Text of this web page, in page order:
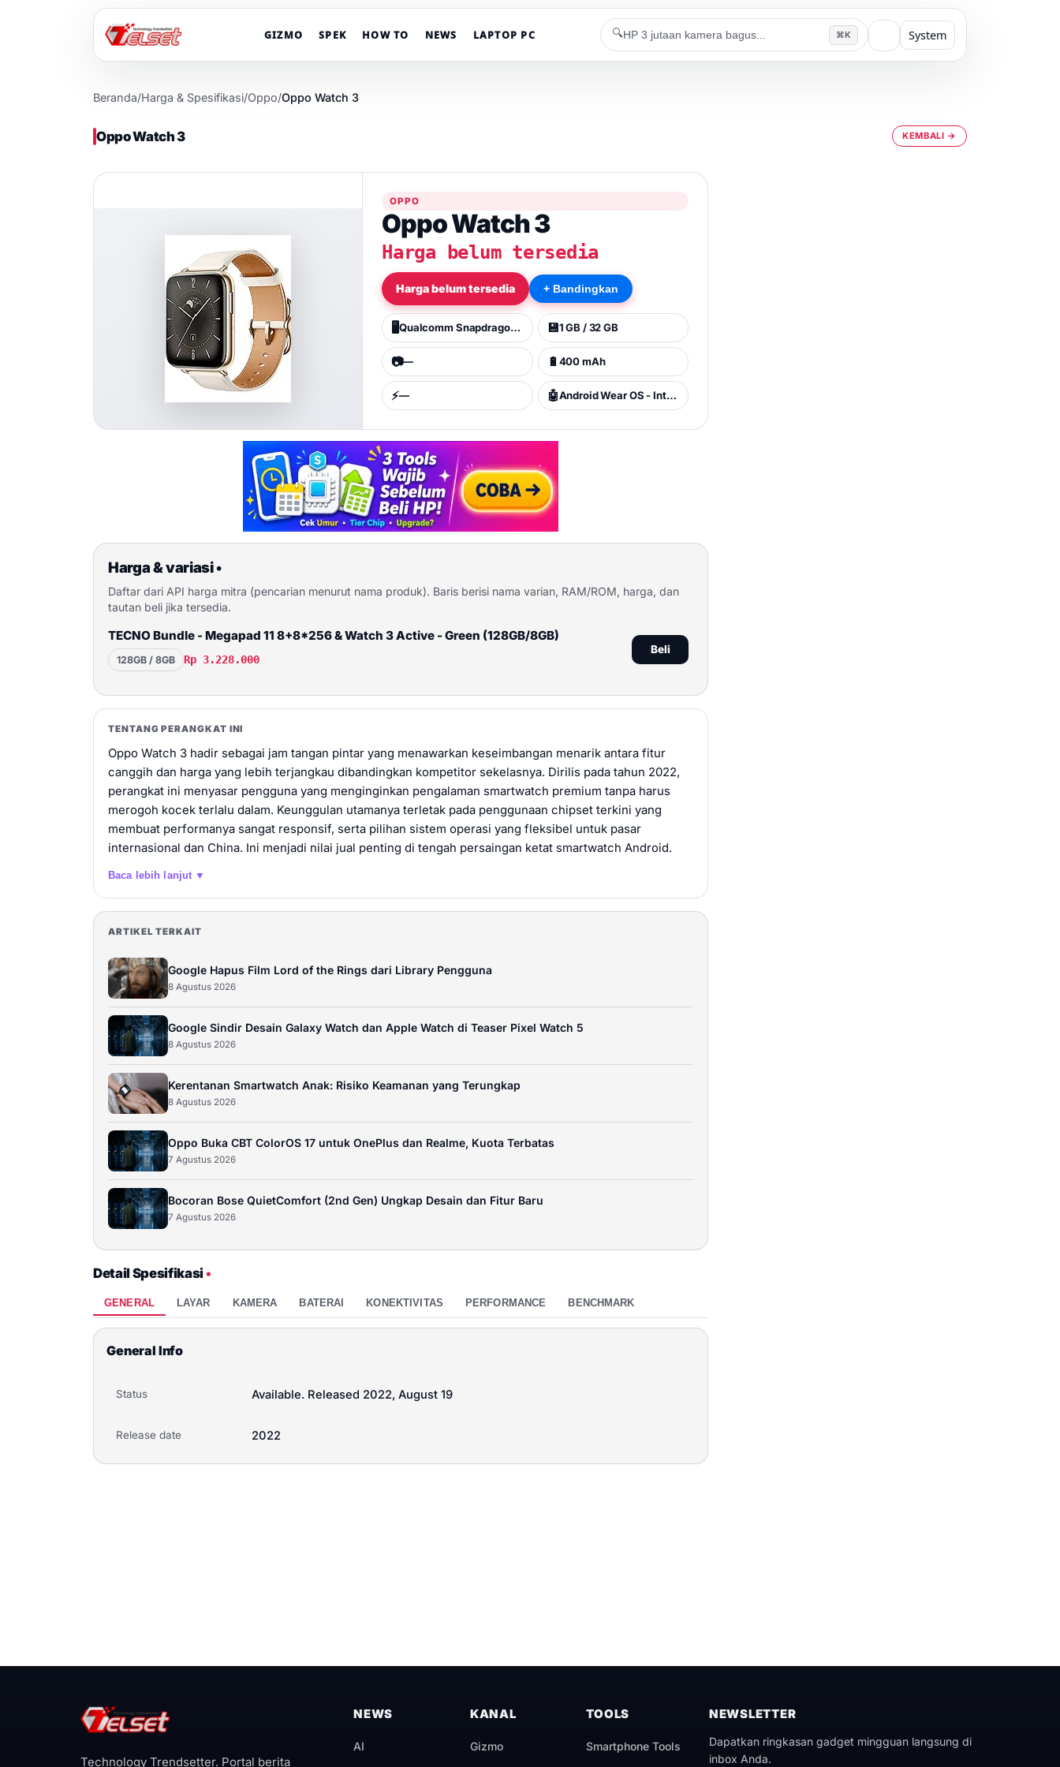
GIZMO SPEK HOW TO NEWS LAPTOP PC 🔍 ⌘K System
Beranda/Harga & Spesifikasi/Oppo/Oppo Watch 3
Oppo Watch 3 KEMBALI →
OPPO
Oppo Watch 3
Harga belum tersedia
Harga belum tersedia + Bandingkan
🖥️ Qualcomm Snapdragon W5+ Gen 1 (4 nm) 💾1 GB / 32 GB
📷— 🔋 400 mAh
⚡— 🤖 Android Wear OS - International, ColorOS Watch 3.0 - China
Harga & variasi•
Daftar dari API harga mitra (pencarian menurut nama produk). Baris berisi nama varian, RAM/ROM, harga, dan
tautan beli jika tersedia.
TECNO Bundle - Megapad 11 8+8*256 & Watch 3 Active - Green (128GB/8GB)
128GB / 8GB Rp 3.228.000
Beli
TENTANG PERANGKAT INI
Oppo Watch 3 hadir sebagai jam tangan pintar yang menawarkan keseimbangan menarik antara fitur
canggih dan harga yang lebih terjangkau dibandingkan kompetitor sekelasnya. Dirilis pada tahun 2022,
perangkat ini menyasar pengguna yang menginginkan pengalaman smartwatch premium tanpa harus
merogoh kocek terlalu dalam. Keunggulan utamanya terletak pada penggunaan chipset terkini yang
membuat performanya sangat responsif, serta pilihan sistem operasi yang fleksibel untuk pasar
internasional dan China. Ini menjadi nilai jual penting di tengah persaingan ketat smartwatch Android.
Baca lebih lanjut ▼
ARTIKEL TERKAIT
Google Hapus Film Lord of the Rings dari Library Pengguna
8 Agustus 2026
Google Sindir Desain Galaxy Watch dan Apple Watch di Teaser Pixel Watch 5
8 Agustus 2026
Kerentanan Smartwatch Anak: Risiko Keamanan yang Terungkap
8 Agustus 2026
Oppo Buka CBT ColorOS 17 untuk OnePlus dan Realme, Kuota Terbatas
7 Agustus 2026
Bocoran Bose QuietComfort (2nd Gen) Ungkap Desain dan Fitur Baru
7 Agustus 2026
Detail Spesifikasi•
GENERAL LAYAR KAMERA BATERAI KONEKTIVITAS PERFORMANCE BENCHMARK
General Info
Status Available. Released 2022, August 19
Release date 2022
Technology Trendsetter. Portal berita
NEWS
AI
KANAL
Gizmo
TOOLS
Smartphone Tools
NEWSLETTER
Dapatkan ringkasan gadget mingguan langsung di
inbox Anda.